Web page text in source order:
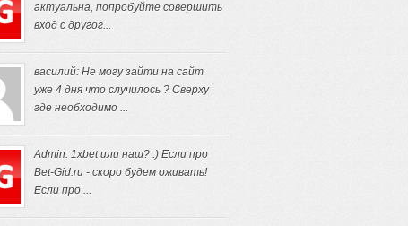
актуальна, попробуйте совершить
вход с другог...
василий: Не могу зайти на сайт
уже 4 дня что случилось ? Сверху
где необходимо ...
Admin: 1xbet или наш? :) Если про
Bet-Gid.ru - скоро будем оживать!
Если про ...